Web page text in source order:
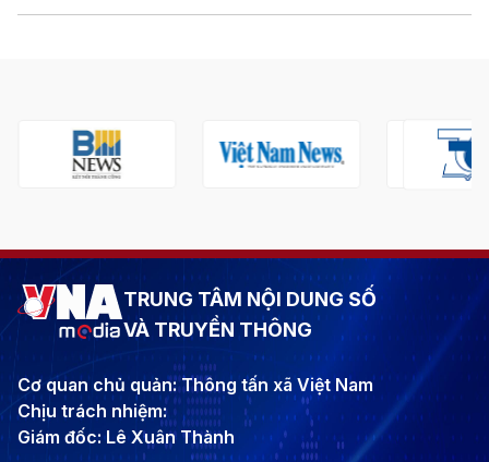
TRUNG TÂM NỘI DUNG SỐ
VÀ TRUYỀN THÔNG
Cơ quan chủ quản: Thông tấn xã Việt Nam
Chịu trách nhiệm:
Giám đốc: Lê Xuân Thành